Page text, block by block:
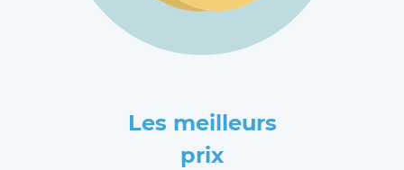
Les meilleurs
prix